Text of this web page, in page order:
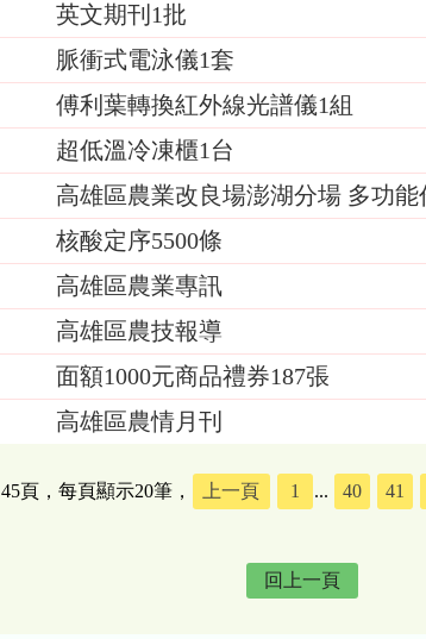
英文期刊1批
脈衝式電泳儀1套
傅利葉轉換紅外線光譜儀1組
超低溫冷凍櫃1台
高雄區農業改良場澎湖分場 多功
核酸定序5500條
高雄區農業專訊
高雄區農技報導
面額1000元商品禮券187張
高雄區農情月刊
45頁，每頁顯示20筆， 上一頁 1 ... 40 41
回上一頁